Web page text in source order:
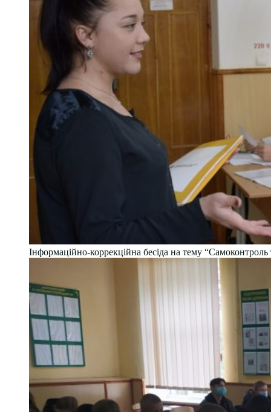
Інформаційно-коррекційна бесіда на тему